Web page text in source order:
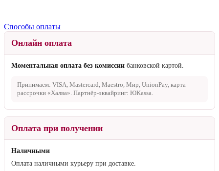
Способы оплаты
Онлайн оплата
Моментальная оплата без комиссии банковской картой.
Принимаем: VISA, Mastercard, Maestro, Мир, UnionPay, карта
рассрочки «Халва». Партнёр-эквайринг: ЮKassa.
Оплата при получении
Наличными
Оплата наличными курьеру при доставке.